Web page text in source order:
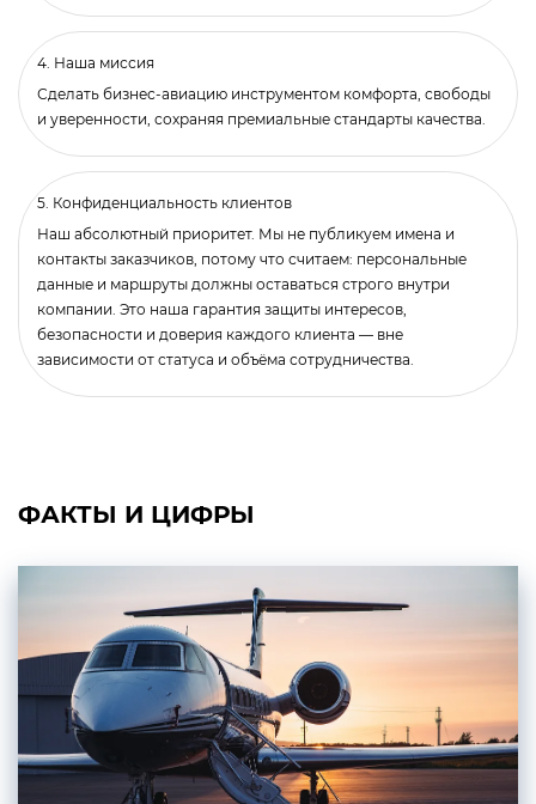
4. Наша миссия
Сделать бизнес-авиацию инструментом комфорта, свободы
и уверенности, сохраняя премиальные стандарты качества.
5. Конфиденциальность клиентов
Наш абсолютный приоритет. Мы не публикуем имена и
контакты заказчиков, потому что считаем: персональные
данные и маршруты должны оставаться строго внутри
компании. Это наша гарантия защиты интересов,
безопасности и доверия каждого клиента — вне
зависимости от статуса и объёма сотрудничества.
ФАКТЫ И ЦИФРЫ